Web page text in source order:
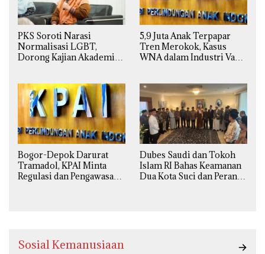
PKS Soroti Narasi
Normalisasi LGBT,
Dorong Kajian Akademik
Agama
5,9 Juta Anak Terpapar
Tren Merokok, Kasus
WNA dalam Industri Vape
Bogor-Depok Darurat
Tramadol, KPAI Minta
Regulasi dan Pengawasan
Dubes Saudi dan Tokoh
Islam RI Bahas Keamanan
Dua Kota Suci dan Peran
Sosial Kemanusiaan